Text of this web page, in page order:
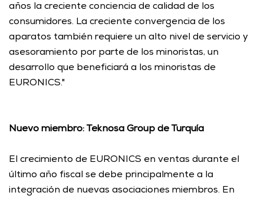
años la creciente conciencia de calidad de los
consumidores. La creciente convergencia de los
aparatos también requiere un alto nivel de servicio y
asesoramiento por parte de los minoristas, un
desarrollo que beneficiará a los minoristas de
EURONICS."
Nuevo miembro: Teknosa Group de Turquía
El crecimiento de EURONICS en ventas durante el
último año fiscal se debe principalmente a la
integración de nuevas asociaciones miembros. En